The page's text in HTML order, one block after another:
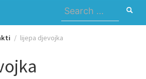
Search
for:
lijepa djevojka